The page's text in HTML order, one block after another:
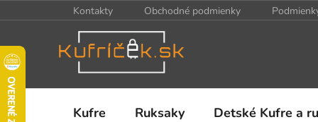
na
Kontakty Obchodné podmienky
Kufre Ruksaky Detské Kufre a